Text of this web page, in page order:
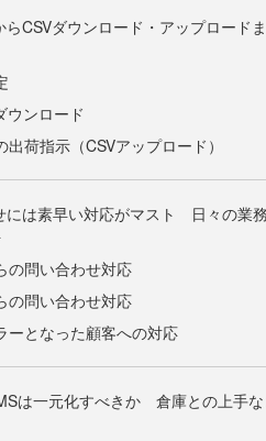
らCSVダウンロード・アップロー
ウンロード
出荷指示（CSVアップロード）
には素早い対応がマスト 日々の業
の問い合わせ対応
の問い合わせ対応
ーとなった顧客への対応
は一元化すべきか 倉庫との上手